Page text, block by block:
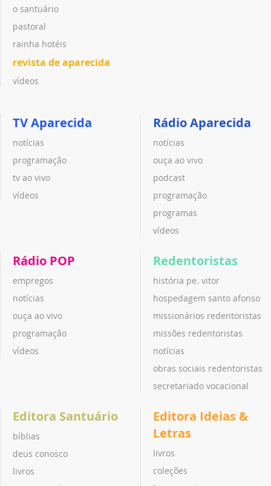
o santuário
pastoral
rainha hotéis
revista de aparecida
vídeos
TV Aparecida
notícias
programação
tv ao vivo
vídeos
Rádio Aparecida
notícias
ouça ao vivo
podcast
programação
programas
vídeos
Rádio POP
empregos
notícias
ouça ao vivo
programação
vídeos
Redentoristas
história pe. vitor
hospedagem santo afonso
missionários redentoristas
missões redentoristas
notícias
obras sociais redentoristas
secretariado vocacional
Editora Santuário
bíblias
deus conosco
livros
Editora Ideias &
Letras
livros
coleções